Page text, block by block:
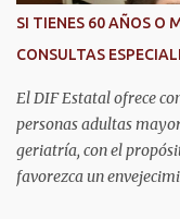
SI TIENES 60 AÑOS O
CONSULTAS
El DIF Estatal ofrece
personas adultas
geriatría, con el
favorezca un